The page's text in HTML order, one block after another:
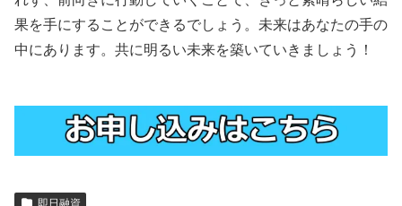
果を手にすることができるでしょう。未来はあなたの手の
中にあります。共に明るい未来を築いていきましょう！